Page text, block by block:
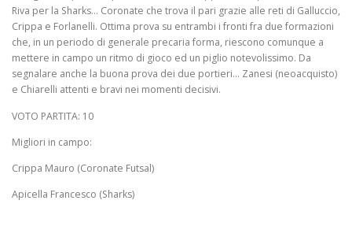
Riva per la Sharks… Coronate che trova il pari grazie alle reti di Galluccio,
Crippa e Forlanelli. Ottima prova su entrambi i fronti fra due formazioni
che, in un periodo di generale precaria forma, riescono comunque a
mettere in campo un ritmo di gioco ed un piglio notevolissimo. Da
segnalare anche la buona prova dei due portieri… Zanesi (neoacquisto)
e Chiarelli attenti e bravi nei momenti decisivi.
VOTO PARTITA: 10
Migliori in campo:
Crippa Mauro (Coronate Futsal)
Apicella Francesco (Sharks)